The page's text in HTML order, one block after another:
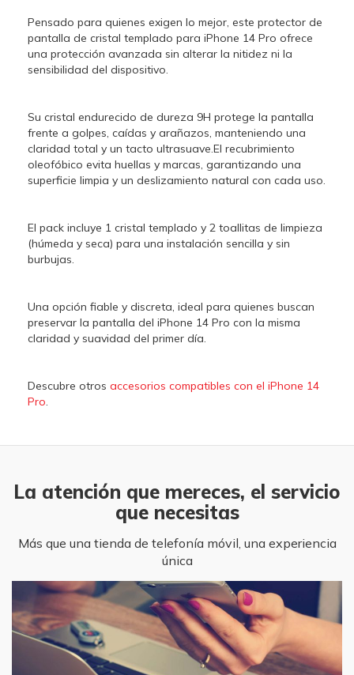
Pensado para quienes exigen lo mejor, este protector de
pantalla de cristal templado para iPhone 14 Pro ofrece
una protección avanzada sin alterar la nitidez ni la
sensibilidad del dispositivo.
Su cristal endurecido de dureza 9H protege la pantalla
frente a golpes, caídas y arañazos, manteniendo una
claridad total y un tacto ultrasuave.El recubrimiento
oleofóbico evita huellas y marcas, garantizando una
superficie limpia y un deslizamiento natural con cada uso.
El pack incluye 1 cristal templado y 2 toallitas de limpieza
(húmeda y seca) para una instalación sencilla y sin
burbujas.
Una opción fiable y discreta, ideal para quienes buscan
preservar la pantalla del iPhone 14 Pro con la misma
claridad y suavidad del primer día.
Descubre otros accesorios compatibles con el iPhone 14
Pro
La atención que mereces, el servicio
que necesitas
Más que una tienda de telefonía móvil, una experiencia
única